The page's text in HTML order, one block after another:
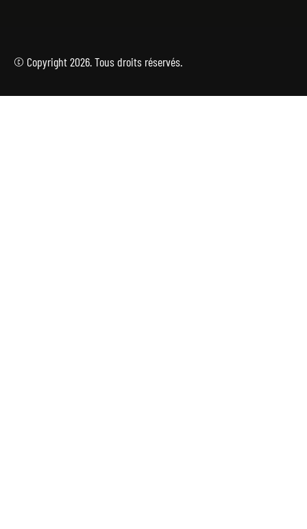
© Copyright 2026. Tous droits réservés.